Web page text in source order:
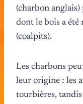
(charbon anglais)
dont le bois a été
(coalpits).
Les charbons
leur origine : les
tourbières,